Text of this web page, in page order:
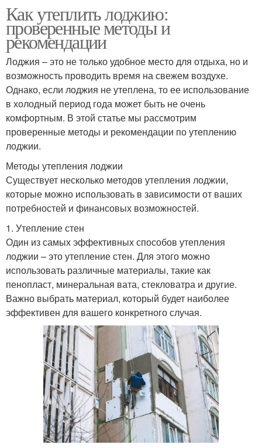
Как утеплить лоджию:
проверенные методы и
рекомендации
Лоджия – это не только удобное место для отдыха, но и
возможность проводить время на свежем воздухе.
Однако, если лоджия не утеплена, то ее использование
в холодный период года может быть не очень
комфортным. В этой статье мы рассмотрим
проверенные методы и рекомендации по утеплению
лоджии.
Методы утепления лоджии
Существует несколько методов утепления лоджии,
которые можно использовать в зависимости от ваших
потребностей и финансовых возможностей.
1. Утепление стен
Один из самых эффективных способов утепления
лоджии – это утепление стен. Для этого можно
использовать различные материалы, такие как
пенопласт, минеральная вата, стекловатра и другие.
Важно выбрать материал, который будет наиболее
эффективен для вашего конкретного случая.